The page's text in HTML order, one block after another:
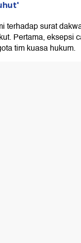
terhadap surat
Pertama, eksepsi
tim kuasa hukum.